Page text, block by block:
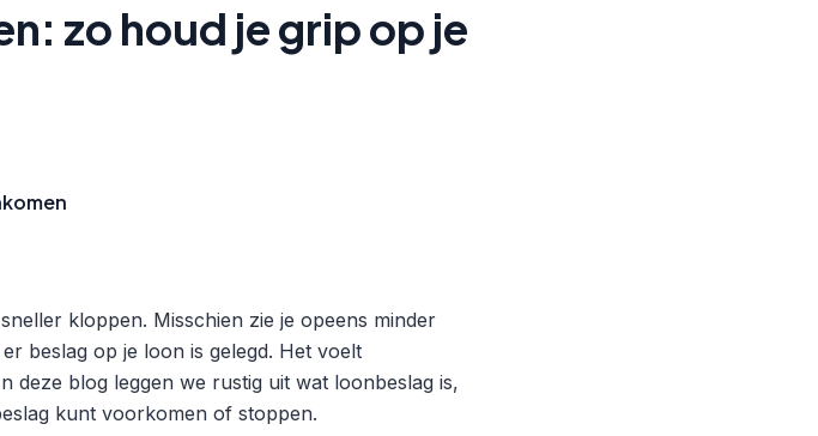
zo houd je grip op je
kloppen. Misschien zie je opeens minder
beslag op je loon is gelegd. Het voelt
deze blog leggen we rustig uit wat loonbeslag is,
kunt voorkomen of stoppen.